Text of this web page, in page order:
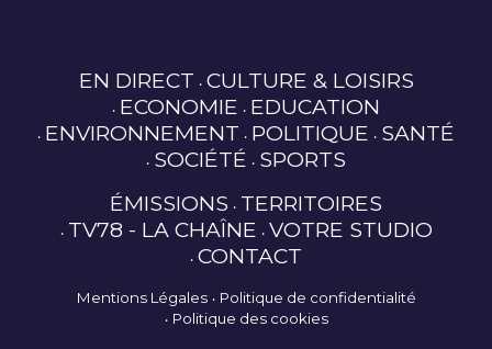
EN DIRECT CULTURE & LOISIRS
ECONOMIE EDUCATION
ENVIRONNEMENT POLITIQUE SANTÉ
SOCIÉTÉ SPORTS
ÉMISSIONS TERRITOIRES
TV78 - LA CHAÎNE VOTRE STUDIO
CONTACT
Mentions Légales
Politique de confidentialité
Politique des cookies